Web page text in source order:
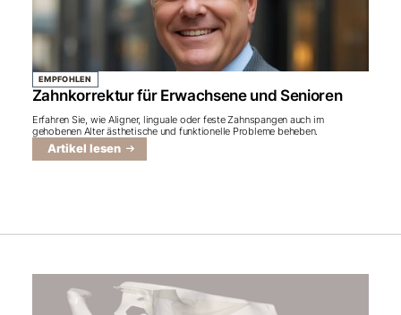
EMPFOHLEN
Zahnkorrektur für Erwachsene und Senioren
Erfahren Sie, wie Aligner, linguale oder feste Zahnspangen auch im
gehobenen Alter ästhetische und funktionelle Probleme beheben.
Artikel lesen